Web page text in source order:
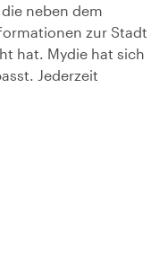
neben dem
zur Stadt
hat. Mydie hat sich
Jederzeit